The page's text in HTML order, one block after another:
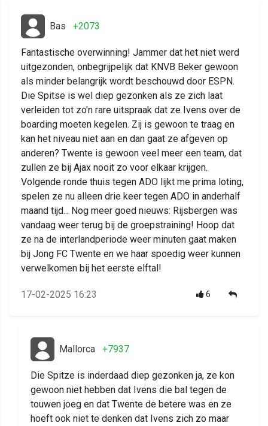
Bas +2073
Fantastische overwinning! Jammer dat het niet werd
uitgezonden, onbegrijpelijk dat KNVB Beker gewoon
als minder belangrijk wordt beschouwd door ESPN.
Die Spitse is wel diep gezonken als ze zich laat
verleiden tot zo'n rare uitspraak dat ze Ivens over de
boarding moeten kegelen. Zij is gewoon te traag en
kan het niveau niet aan en dan gaat ze afgeven op
anderen? Twente is gewoon veel meer een team, dat
zullen ze bij Ajax nooit zo voor elkaar krijgen.
Volgende ronde thuis tegen ADO lijkt me prima loting,
spelen ze nu alleen drie keer tegen ADO in anderhalf
maand tijd... Nog meer goed nieuws: Rijsbergen was
vandaag weer terug bij de groepstraining! Hoop dat
ze na de interlandperiode weer minuten gaat maken
bij Jong FC Twente en we haar spoedig weer kunnen
verwelkomen bij het eerste elftal!
17-02-2025 16:23 6
Mallorca +7937
Die Spitze is inderdaad diep gezonken ja, ze kon
gewoon niet hebben dat Ivens die bal tegen de
touwen joeg en dat Twente de betere was en ze
hoeft ook niet te denken dat Ivens zich zo maar